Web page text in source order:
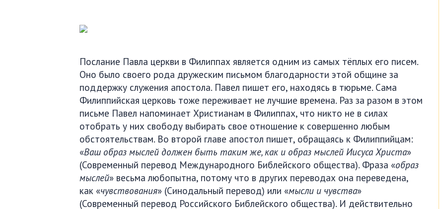
Послание Павла церкви в Филиппах является одним из самых тёплых его писем.
Оно было своего рода дружеским письмом благодарности этой общине за
поддержку служения апостола. Павел пишет его, находясь в тюрьме. Сама
Филиппийская церковь тоже переживает не лучшие времена. Раз за разом в этом
письме Павел напоминает Христианам в Филиппах, что никто не в силах
отобрать у них свободу выбирать свое отношение к совершенно любым
обстоятельствам. Во второй главе апостол пишет, обращаясь к Филиппийцам:
«Ваш образ мыслей должен быть таким же, как и образ мыслей Иисуса Христа»
(Современный перевод Международного Библейского общества). Фраза «образ
мыслей» весьма любопытна, потому что в других переводах она переведена,
как «чувствования» (Синодальный перевод) или «мысли и чувства»
(Современный перевод Российского Библейского общества). И действительно